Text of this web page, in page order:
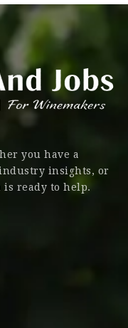
you have a
insights, or
is ready to help.